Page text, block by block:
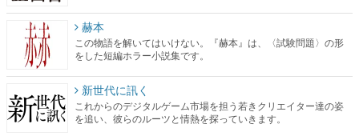
赫本
この物語を解いてはいけない。『赫本』は、〈試験問題〉の形
をした短編ホラー小説集です。
新世代に訊く
これからのデジタルゲーム市場を担う若きクリエイター達の姿
を追い、彼らのルーツと情熱を探っていきます。